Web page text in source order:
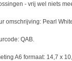
- vrij wel niets
omschrijving: Pearl
QAB.
A6 formaat: 14,7 x